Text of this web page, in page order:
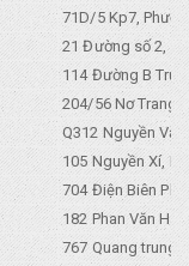
71D/5 Kp7,
21 Đường số 2,
114 Đường B
204/56 Nơ Trang
Q312 Nguyền
105 Nguyền Xí,
704 Điện Biên
182 Phan Văn
767 Quang trung,